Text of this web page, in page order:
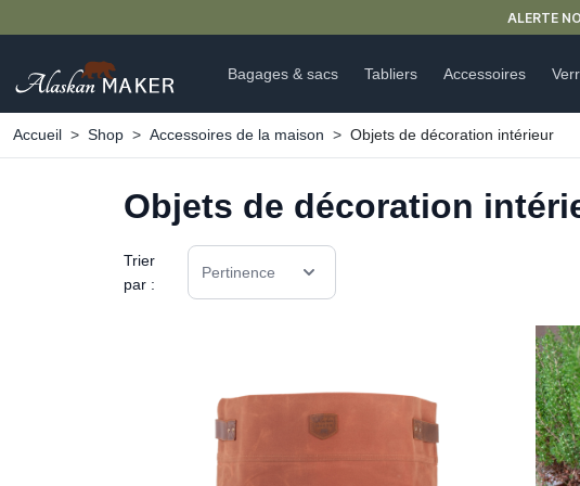
ALERTE NOUVEAUTÉS : DÉCOUVREZ NOS
Bagages & sacs Tabliers Accessoires
Accueil Shop Accessoires de la maison Objets de décoration intérieur
Objets de décoration
Trier
par :
Pertinence